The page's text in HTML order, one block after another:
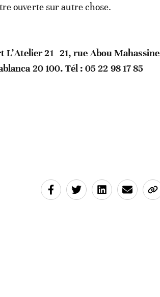
ouverte sur autre chose.
L’Atelier 21 21, rue Abou Mahassine
20 100. Tél : 05 22 98 17 85